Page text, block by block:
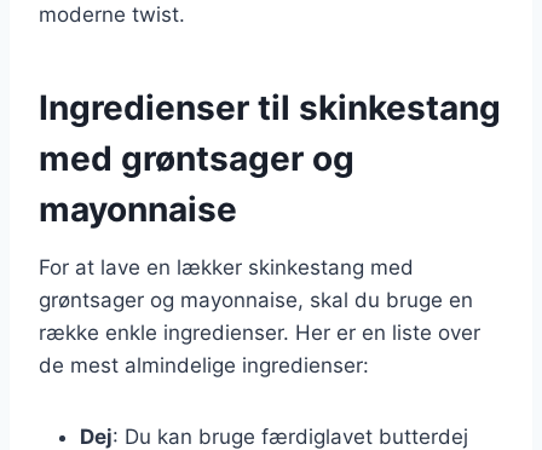
moderne twist.
Ingredienser til skinkestang
med grøntsager og
mayonnaise
For at lave en lækker skinkestang med
grøntsager og mayonnaise, skal du bruge en
række enkle ingredienser. Her er en liste over
de mest almindelige ingredienser:
Dej: Du kan bruge færdiglavet butterdej